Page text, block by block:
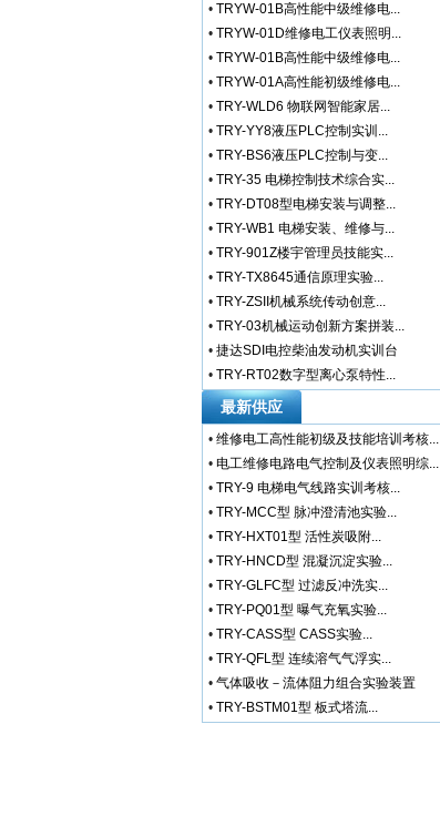
• TRYW-01B高性能中级维修电...
• TRYW-01D维修电工仪表照明...
• TRYW-01B高性能中级维修电...
• TRYW-01A高性能初级维修电...
• TRY-WLD6 物联网智能家居...
• TRY-YY8液压PLC控制实训...
• TRY-BS6液压PLC控制与变...
• TRY-35 电梯控制技术综合实...
• TRY-DT08型电梯安装与调整...
• TRY-WB1 电梯安装、维修与...
• TRY-901Z楼宇管理员技能实...
• TRY-TX8645通信原理实验...
• TRY-ZSII机械系统传动创意...
• TRY-03机械运动创新方案拼装...
• 捷达SDI电控柴油发动机实训台
• TRY-RT02数字型离心泵特性...
最新供应
• 维修电工高性能初级及技能培训考核...
• 电工维修电路电气控制及仪表照明综...
• TRY-9 电梯电气线路实训考核...
• TRY-MCC型 脉冲澄清池实验...
• TRY-HXT01型 活性炭吸附...
• TRY-HNCD型 混凝沉淀实验...
• TRY-GLFC型 过滤反冲洗实...
• TRY-PQ01型 曝气充氧实验...
• TRY-CASS型 CASS实验...
• TRY-QFL型 连续溶气气浮实...
• 气体吸收－流体阻力组合实验装置
• TRY-BSTM01型 板式塔流...